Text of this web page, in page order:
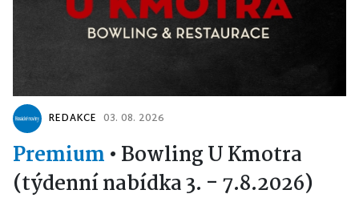
REDAKCE 03. 08. 2026
Premium • Bowling U Kmotra
(týdenní nabídka 3. - 7.8.2026)